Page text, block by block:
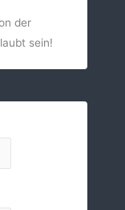
der
sein!